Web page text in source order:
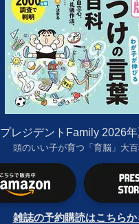
プレジデントFamily 2026
頭のいい子が育つ「育脳」大
雑誌の予約購読はこちらか